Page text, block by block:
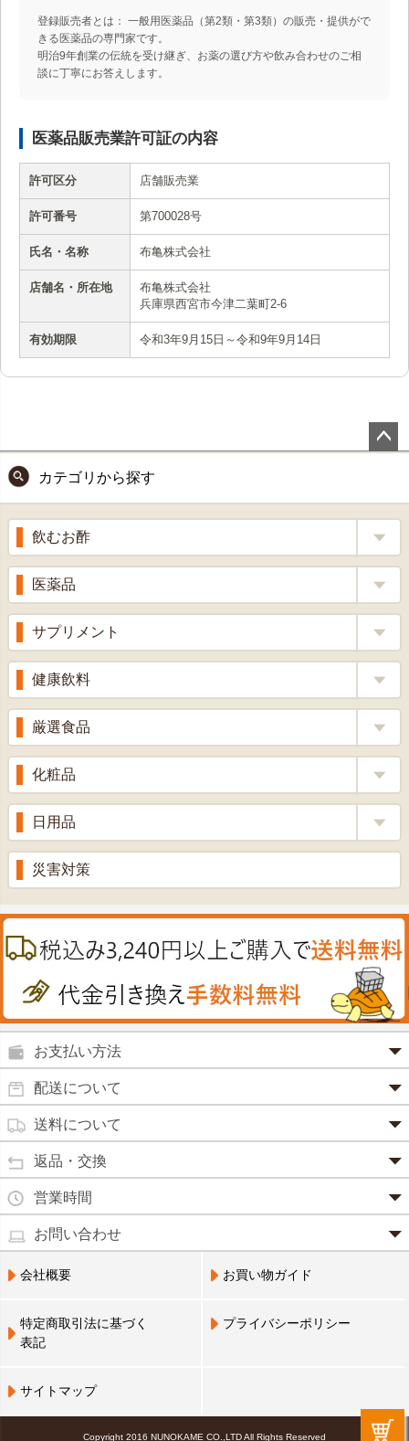
登録販売者とは： 一般用医薬品（第2類・第3類）の販売・提供がで
きる医薬品の専門家です。
明治9年創業の伝統を受け継ぎ、お薬の選び方や飲み合わせのご相
談に丁寧にお答えします。
医薬品販売業許可証の内容
許可区分 店舗販売業
許可番号 第700028号
氏名・名称 布亀株式会社
店舗名・所在地
布亀株式会社
兵庫県西宮市今津二葉町2-6
有効期限 令和3年9月15日～令和9年9月14日
ップ
へ
カテゴリから探す
飲むお酢
補酵素のちから
くろ酢
りんご酢
ざくろ酢
梅酢
医薬品
風邪薬
胃腸薬
整腸薬
解熱鎮痛剤
せきどめ
滋養強壮
消炎鎮痛剤
肌・皮膚のお薬
絆創膏
殺菌消毒液
鼻炎薬
強心剤
目薬
水虫薬
痔の薬
口中薬
尿トラブル
鎮 静 薬
サプリメント
ウコン
乳酸菌
ローヤルゼリー
牡蠣エキス
プロポリス
プラセンタ
肝油
鉄
ノコギリヤシ
グルコサミン
田七人参
イチョウ葉
カルシウム
クロレラ
コラーゲン
ビフィズス
ビタミンC
アミノ酸
健康飲料
健康茶
漢方茶
青汁・豆乳
甘酒
健康ドリンク
厳選食品
もち麦・十六穀米
生姜
丼の素
のど飴
うどん・そば
喜多方ラーメン
カレー・シチュー
化粧品
美容品
スキンクリーム＆美容パック
ウオッシュ＆ソープ
日用品
入浴剤
災害対策
お支払い方法
クレジットカード(1 回払いのみ)
SSL 認証で暗号化処理していますので、 安心して
ご利用いただけます。
代金引換
宅配員に現金でお支払いください。手数料100円。
3,240円(税込)以上で手数料無料です。※ご注文者
のご住所とお届け先のご住所が 異なる場合はご利
営業員支払い
後日郵送される払込票で、14 日以内にコンビニエ
配送について
商品は日本郵便にて発送致します。
通常2～4営業日以内に発送致します。 メーカー取り寄せ商
品、土日祝日、年末年始、弊社の休業日をはさむ場合は、4
～5営業日以上かかる場合もございます。
(営業日カレンダー参照)
※現在、救急箱・乳製品宅配をご利用のお客様は、担当営業
員によるお届けとさせていただきます。
送料について
通常商品
北海道・沖縄800円
送料無料
営業員お届け 送料無料
返品・交換
・お届け商品の交換・返品をご希望の場合は、
週間以内にメールまたはお電話にてご連絡ください。
・お客様のご都合による交換・返品の場合、送料はお客様負
担となります。また返金の際にかかる振込手数料はお客様の
ご負担となります。
・商品の返品による返金につきましては、商品代金のみの返
金とさせていただきます。商品発送時の送料は返金となりま
※次の商品のお取り替え・返品は、原則としてお受けできま
営業時間
・営業時間は、9：00～17：00
となっております。（※土日祝祭日を除く）
・お電話でのご連絡は営業時間内にお願い致します。
お問い合わせ
電話でのお問い合わせ(平日9:00～17:00)
0798-33-9985
会社概要 お買い物ガイド
特定商取引法に基づく
表記
プライバシーポリシー
サイトマップ
Copyright 2016 NUNOKAME CO.,LTD All Rights Reserved